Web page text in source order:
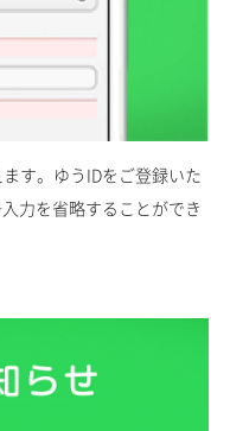
す。ゆうIDをご登録いた
力を省略することができ